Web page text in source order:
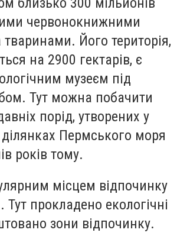
червонокнижними
Його територія,
на 2900 гектарів, є
музеєм під
Тут можна побачити
порід, утворених у
Пермського моря
років тому.
місцем відпочинку
прокладено екологічні
зони відпочинку.